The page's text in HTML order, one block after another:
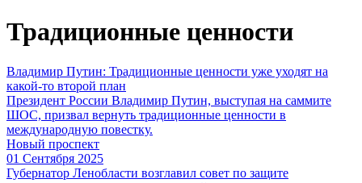
Традиционные ценности
Владимир Путин: Традиционные ценности уже уходят на
какой-то второй план
Президент России Владимир Путин, выступая на саммите
ШОС, призвал вернуть традиционные ценности в
международную повестку.
Новый проспект
01 Сентября 2025
Губернатор Ленобласти возглавил совет по защите